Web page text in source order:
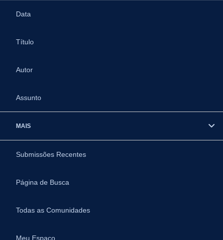
Data
Título
Autor
Assunto
MAIS
Submissões Recentes
Página de Busca
Todas as Comunidades
Meu Espaço